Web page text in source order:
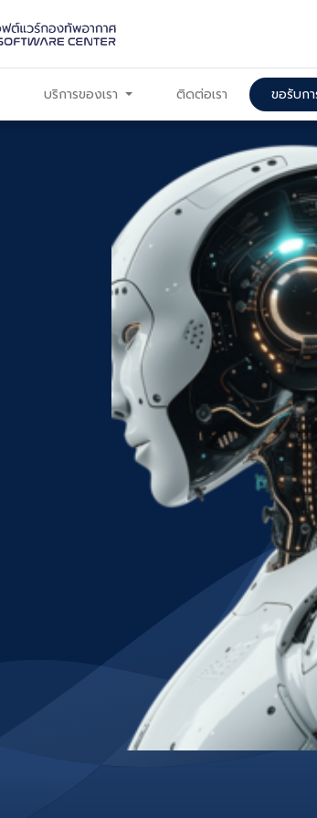
บริการของเรา ติดต่อเรา ขอรับก